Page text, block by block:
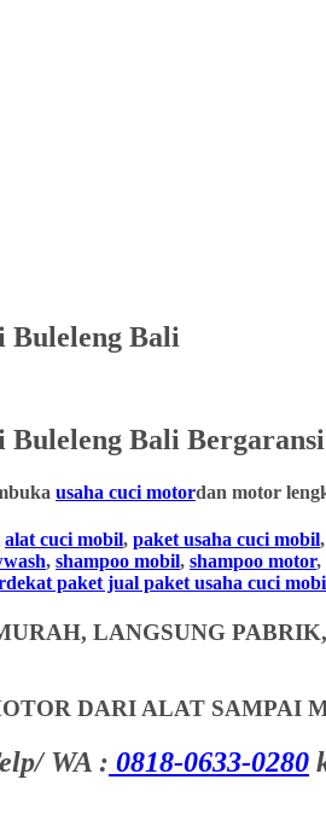
Bali
Buleleng Bali Bergaransi
usaha cuci motordan motor
alat cuci mobil, paket usaha cuci mobil,
, shampoo mobil, shampoo motor,
paket jual paket usaha cuci
LANGSUNG
DARI ALAT SAMPAI
WA : 0818-0633-0280